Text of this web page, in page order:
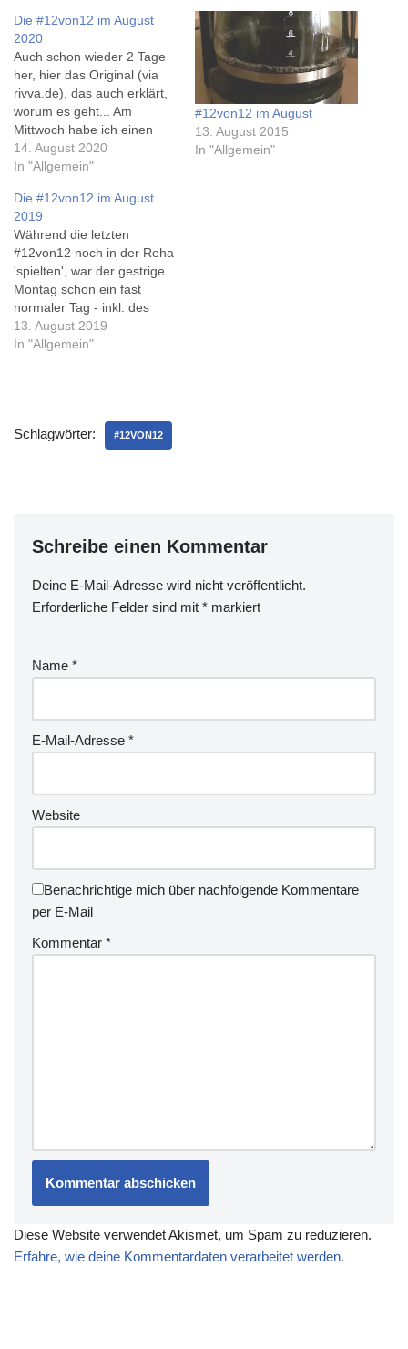
Die #12von12 im August
2020
Auch schon wieder 2 Tage
her, hier das Original (via
rivva.de), das auch erklärt,
worum es geht... Am
Mittwoch habe ich einen
leicht verkürzten Arbeitstag
gehabt, und dann einen
getroffen. Da ich momentan
Strohwitwer bin, kümmere
ich mich morgens um Chips
und Cola, sie mögen
inbesondere die…
14. August 2020
In "Allgemein"
#12von12 im August
13. August 2015
In "Allgemein"
Die #12von12 im August
2019
Während die letzten
#12von12 noch in der Reha
'spielten', war der gestrige
Montag schon ein fast
normaler Tag - inkl. des
Restferienprogramms
'Fussballschule Hannover
Wand), und nochmal
Fussball, aber eher passiv -
13. August 2019
In "Allgemein"
Schlagwörter: #12VON12
Schreibe einen Kommentar
Deine E-Mail-Adresse wird nicht veröffentlicht.
Erforderliche Felder sind mit * markiert
Name *
E-Mail-Adresse *
Website
Benachrichtige mich über nachfolgende Kommentare
per E-Mail
Kommentar *
Diese Website verwendet Akismet, um Spam zu reduzieren.
Erfahre, wie deine Kommentardaten verarbeitet werden.